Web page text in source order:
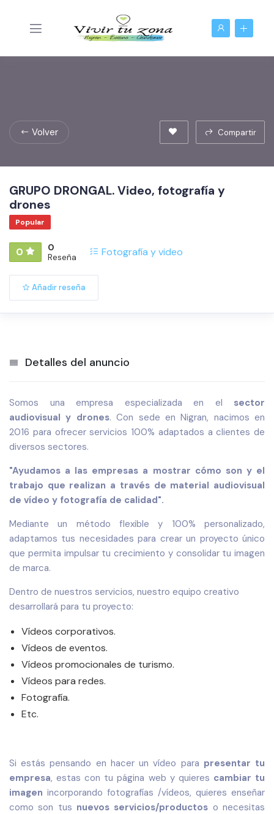
Volver Compartir
GRUPO DRONGAL. Video, fotografía y
drones
Popular
0
0
Reseña
Fotografía y video
Añadir reseña
Detalles del anuncio
Somos una empresa especializada en el sector
audiovisual y drones. Con sede en Nigran, nacimos en
2016 para ofrecer servicios 100% adaptados a clientes de
diversos sectores.
"Ayudamos a las empresas a mostrar cómo son y el
trabajo que realizan a través de material audiovisual
de vídeo y fotografía de calidad".
Mediante un método flexible y 100% personalizado,
adaptamos tus necesidades para crear un proyecto único
que permita impulsar tu crecimiento y consolidar tu imagen
de marca.
Dentro de nuestros servicios, nuestro equipo creativo
desarrollará para tu proyecto:
Vídeos corporativos.
Vídeos de eventos.
Vídeos promocionales de turismo.
Vídeos para redes.
Fotografía.
Etc.
Si estás pensando en hacer un vídeo para presentar tu
empresa, estas con tu página web y quieres cambiar tu
imagen incorporando fotografías /vídeos, quieres enseñar
como son tus nuevos servicios/productos o necesitas